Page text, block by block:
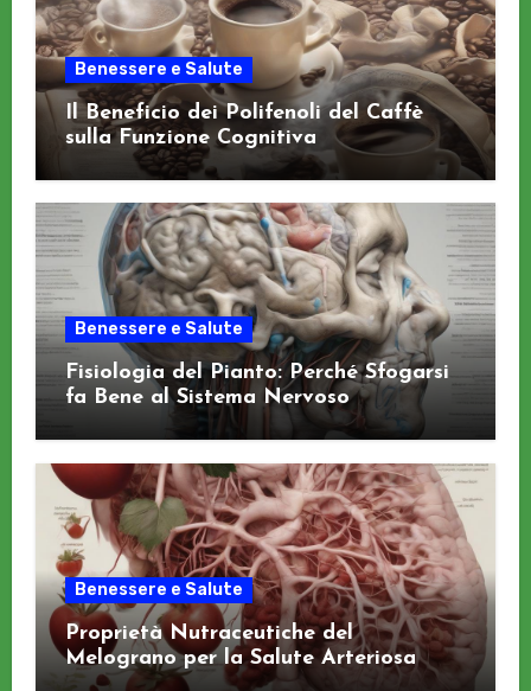
Benessere e Salute
Il Beneficio dei Polifenoli del Caffè
sulla Funzione Cognitiva
Benessere e Salute
Fisiologia del Pianto: Perché Sfogarsi
fa Bene al Sistema Nervoso
Benessere e Salute
Proprietà Nutraceutiche del
Melograno per la Salute Arteriosa